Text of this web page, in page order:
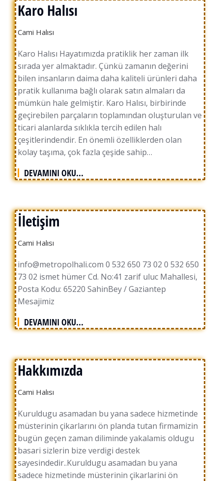
Karo Halısı
Cami Halısı
Karo Halısı Hayatımızda pratiklik her zaman ilk
sırada yer almaktadır. Çünkü zamanın değerini
bilen insanların daima daha kaliteli ürünleri daha
pratik kullanıma bağlı olarak satın almaları da
mümkün hale gelmiştir. Karo Halısı, birbirinde
geçirebilen parçaların toplamından oluşturulan ve
ticari alanlarda sıklıkla tercih edilen halı
çeşitlerindendir. En önemli özelliklerden olan
kolay taşıma, çok fazla çeşide sahip…
DEVAMINI OKU...
İletişim
Cami Halısı
info@metropolhali.com 0 532 650 73 02 0 532 650
73 02 ismet hümer Cd. No:41 zarif uluc Mahallesi,
Posta Kodu: 65220 SahinBey / Gaziantep
Mesajimiz
DEVAMINI OKU...
Hakkımızda
Cami Halısı
Kuruldugu asamadan bu yana sadece hizmetinde
müsterinin çikarlarını ön planda tutan firmamizin
bugün geçen zaman diliminde yakalamis oldugu
basari sizlerin bize verdigi destek
sayesindedir..Kuruldugu asamadan bu yana
sadece hizmetinde müsterinin çikarlarini ön